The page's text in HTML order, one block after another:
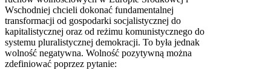
Wschodniej chcieli dokonać fundamentalnej
transformacji od gospodarki socjalistycznej do
kapitalistycznej oraz od reżimu komunistycznego do
systemu pluralistycznej demokracji. To była jednak
wolność negatywna. Wolność pozytywną można
zdefiniować poprzez pytanie: